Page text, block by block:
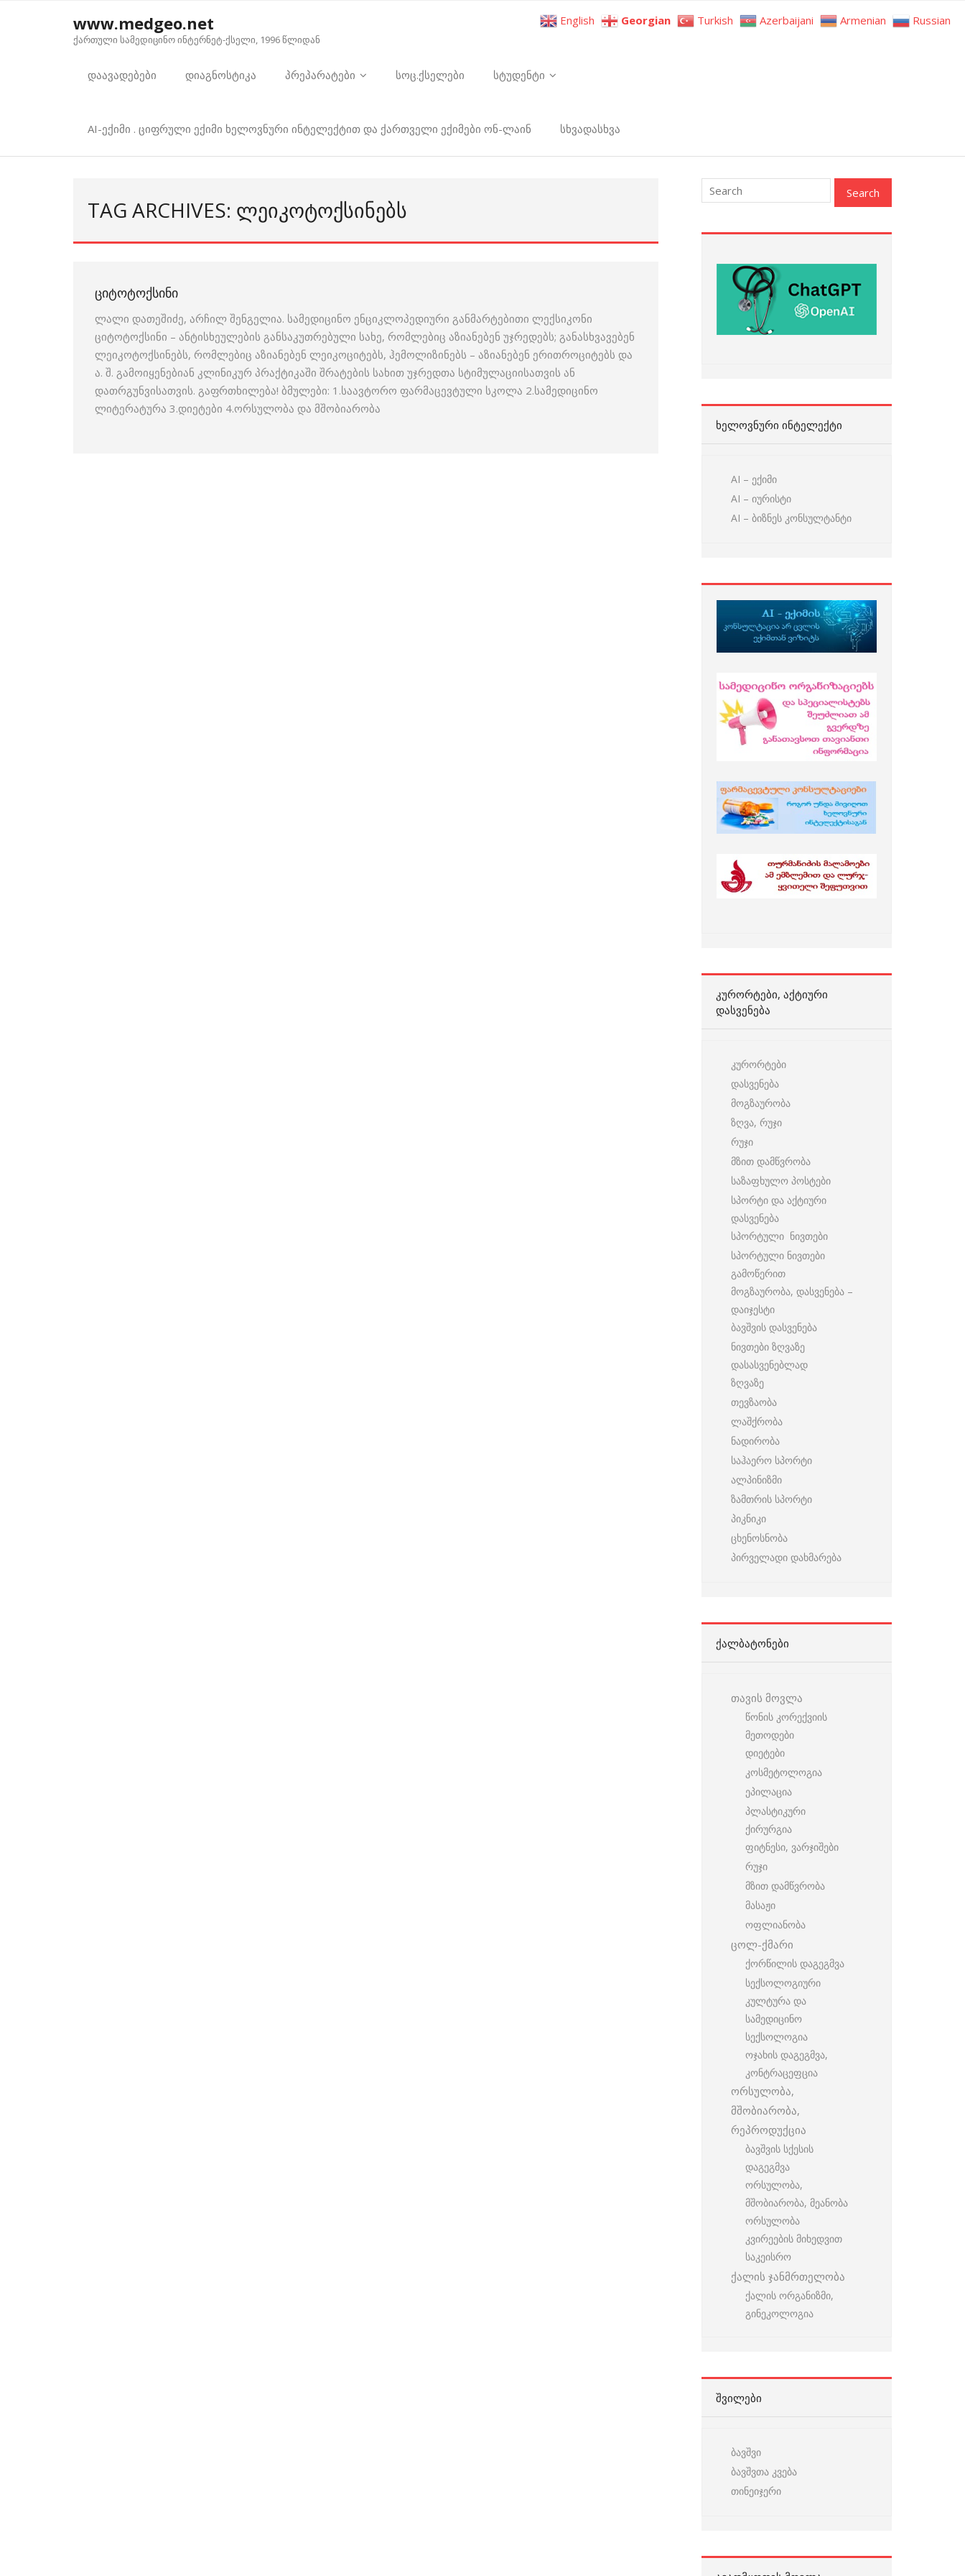
www.medgeo.net
ქართული სამედიცინო ინტერნეტ-ქსელი, 1996 წლიდან
დაავადებები დიაგნოსტიკა პრეპარატები სოც.ქსელები სტუდენტი
AI-ექიმი . ციფრული ექიმი ხელოვნური ინტელექტით და ქართველი ექიმები ონ-ლაინ სხვადასხვა
TAG ARCHIVES: ᲚᲔᲘᲙᲝᲢᲝᲥᲡᲘᲜᲔᲑᲡ
ᲪᲘᲢᲝᲢᲝᲥᲡᲘᲜᲘ
ლალი დათეშიძე, არჩილ შენგელია. სამედიცინო ენციკლოპედიური განმარტებითი ლექსიკონი
ციტოტოქსინი – ანტისხეულების განსაკუთრებული სახე, რომლებიც აზიანებენ უჯრედებს; განასხვავებენ
ლეიკოტოქსინებს, რომლებიც აზიანებენ ლეიკოციტებს, ჰემოლიზინებს – აზიანებენ ერითროციტებს და
ა. შ. გამოიყენებიან კლინიკურ პრაქტიკაში შრატების სახით უჯრედთა სტიმულაციისათვის ან
დათრგუნვისათვის. გაფრთხილება! ბმულები: 1.საავტორო ფარმაცევტული სკოლა 2.სამედიცინო
ლიტერატურა 3.დიეტები 4.ორსულობა და მშობიარობა
ᲮᲔᲚᲝᲕᲜᲣᲠᲘ ᲘᲜᲢᲔᲚᲔᲥᲢᲘ
AI – ექიმი
AI – იურისტი
AI – ბიზნეს კონსულტანტი
ᲙᲣᲠᲝᲠᲢᲔᲑᲘ, ᲐᲥᲢᲘᲣᲠᲘ
ᲓᲐᲡᲕᲔᲜᲔᲑᲐ
კურორტები
დასვენება
მოგზაურობა
ზღვა, რუჯი
რუჯი
მზით დამწვრობა
საზაფხულო პოსტები
სპორტი და აქტიური
დასვენება
სპორტული ნივთები
სპორტული ნივთები
გამოწერით
მოგზაურობა, დასვენება –
დაიჯესტი
ბავშვის დასვენება
ნივთები ზღვაზე
დასასვენებლად
ზღვაზე
თევზაობა
ლაშქრობა
ნადირობა
საჰაერო სპორტი
ალპინიზმი
ზამთრის სპორტი
პიკნიკი
ცხენოსნობა
პირველადი დახმარება
ᲥᲐᲚᲑᲐᲢᲝᲜᲔᲑᲘ
თავის მოვლა
წონის კორექვიის
მეთოდები
დიეტები
კოსმეტოლოგია
ეპილაცია
პლასტიკური
ქირურგია
ფიტნესი, ვარჯიშები
რუჯი
მზით დამწვრობა
მასაჟი
ოფლიანობა
ცოლ-ქმარი
ქორწილის დაგეგმვა
სექსოლოგიური
კულტურა და
სამედიცინო
სექსოლოგია
ოჯახის დაგეგმვა,
კონტრაცეფცია
ორსულობა,
მშობიარობა,
რეპროდუქცია
ბავშვის სქესის
დაგეგმვა
ორსულობა,
მშობიარობა, მეანობა
ორსულობა
კვირეების მიხედვით
საკეისრო
ქალის ჯანმრთელობა
ქალის ორგანიზმი,
გინეკოლოგია
ᲨᲕᲘᲚᲔᲑᲘ
ბავშვი
ბავშვთა კვება
თინეიჯერი
English Georgian Turkish Azerbaijani Armenian Russian